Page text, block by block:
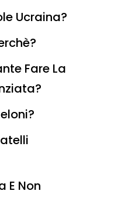
Ucraina?
Fare La
E Non